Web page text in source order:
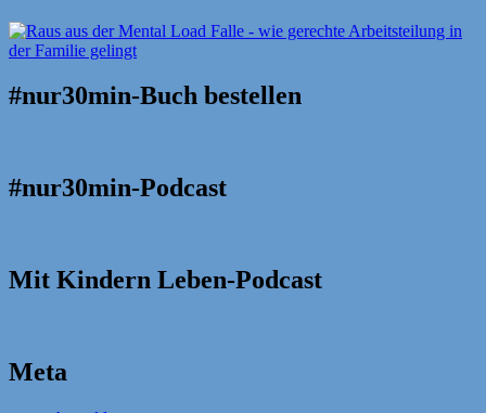
#nur30min-Buch bestellen
#nur30min-Podcast
Mit Kindern Leben-Podcast
Meta